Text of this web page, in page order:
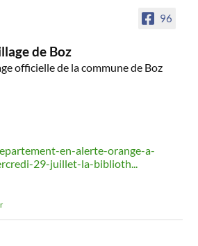
96
de Boz
officielle de la commune de Boz
en-alerte-orange-a-
29-juillet-la-biblioth...